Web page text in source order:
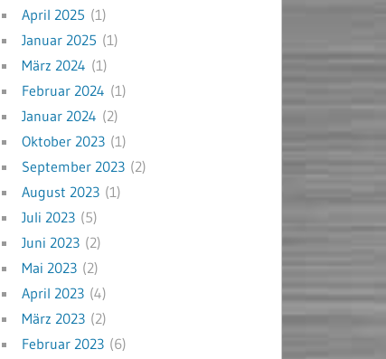
April 2025 (1)
Januar 2025 (1)
März 2024 (1)
Februar 2024 (1)
Januar 2024 (2)
Oktober 2023 (1)
September 2023 (2)
August 2023 (1)
Juli 2023 (5)
Juni 2023 (2)
Mai 2023 (2)
April 2023 (4)
März 2023 (2)
Februar 2023 (6)